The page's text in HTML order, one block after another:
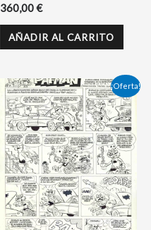
360,00€
AÑADIR AL CARRITO
¡Oferta!
El
precio
original
era:
360,00 €.
El
precio
actual
es:
298,00 €.